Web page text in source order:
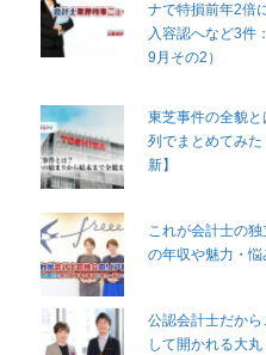
ナで特損前年2倍
入容認へなど3件
9月その2）
東芝事件の全貌
列でまとめてみ
新】
これが会計士の
の年収や魅力・悩
公認会計士だか
して開かれる大